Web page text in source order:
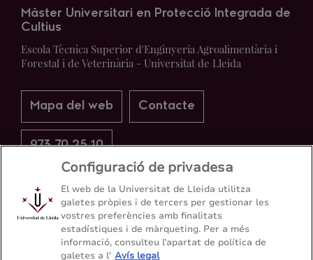
Màster Universitari en Protecció Integrada de
Cultius
Escola Tècnica Superior d'Enginyeria Agroalimentària i
Forestal i de Veterinària - Universitat de Lleida
Mapa del web Contacte
973 70 25 10
Configuració de privadesa
El web de la Universitat de Lleida utilitza
galetes pròpies i de tercers per gestionar les
vostres preferències amb finalitats
estadístiques i de màrqueting. Per a més
informació, consulteu l’apartat de política de
galetes a l' Avís legal